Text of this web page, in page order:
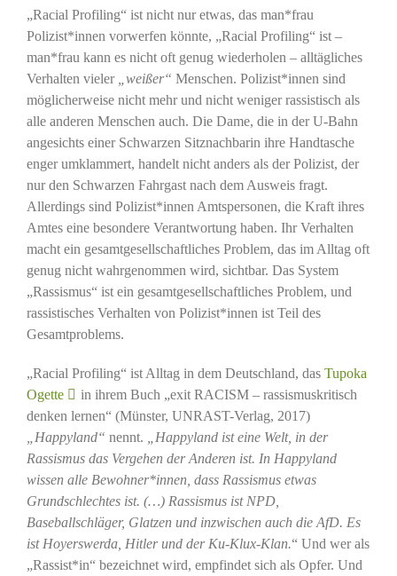
„Racial Profiling“ ist nicht nur etwas, das man*frau
Polizist*innen vorwerfen könnte, „Racial Profiling“ ist –
man*frau kann es nicht oft genug wiederholen – alltägliches
Verhalten vieler
„weißer“ Menschen. Polizist*innen sind
möglicherweise nicht mehr und nicht weniger rassistisch als
alle anderen Menschen auch. Die Dame, die in der U-Bahn
angesichts einer Schwarzen Sitznachbarin ihre Handtasche
enger umklammert, handelt nicht anders als der Polizist, der
nur den Schwarzen Fahrgast nach dem Ausweis fragt.
Allerdings sind Polizist*innen Amtspersonen, die Kraft ihres
Amtes eine besondere Verantwortung haben. Ihr Verhalten
macht ein gesamtgesellschaftliches Problem, das im Alltag oft
genug nicht wahrgenommen wird, sichtbar. Das System
„Rassismus“ ist ein gesamtgesellschaftliches Problem, und
rassistisches Verhalten von Polizist*innen ist Teil des
Gesamtproblems.
„Racial Profiling“ ist Alltag in dem Deutschland, das Tupoka
Ogette
in ihrem Buch „exit RACISM – rassismuskritisch
denken lernen“ (Münster, UNRAST-Verlag, 2017)
„Happyland“ nennt.
„Happyland ist eine Welt, in der
Rassismus das Vergehen der Anderen ist. In Happyland
wissen alle Bewohner*innen, dass Rassismus etwas
Grundschlechtes ist. (…) Rassismus ist NPD,
Baseballschläger, Glatzen und inzwischen auch die AfD. Es
ist Hoyerswerda, Hitler und der Ku-Klux-Klan.“ Und wer als
„Rassist*in“ bezeichnet wird, empfindet sich als Opfer. Und